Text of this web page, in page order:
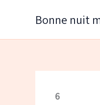
Bonne nuit
6